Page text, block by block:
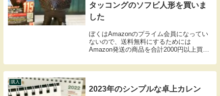
タッコングのソフビ人形を買いま
した
ぼくはAmazonのプライム会員になってい
ないので、送料無料にするためには
Amazon発送の商品を合計2000円以上買う
しいものが決まって2000円以上にすること
ができるのだけど、たまに、年に1回か2
購入
2023年のシンプルな卓上カレン